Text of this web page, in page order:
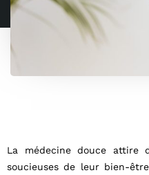
La médecine douce attire
soucieuses de leur bien-